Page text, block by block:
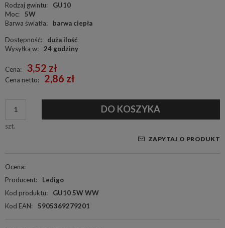
Rodzaj gwintu:
GU10
Moc:
5W
Barwa światła:
barwa ciepła
Dostępność:
duża ilość
Wysyłka w:
24 godziny
Cena: 3,52 zł
Cena netto: 2,86 zł
szt.
DO KOSZYKA
ZAPYTAJ O PRODUKT
Ocena:
Producent:
Ledigo
Kod produktu:
GU10 5W WW
Kod EAN:
5905369279201